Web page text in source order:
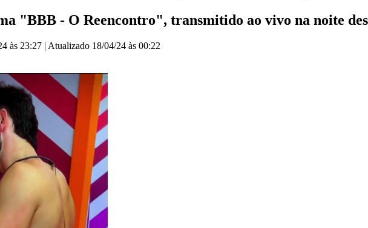
"BBB - O Reencontro", transmitido ao vivo na noite
às 23:27 | Atualizado 18/04/24 às 00:22